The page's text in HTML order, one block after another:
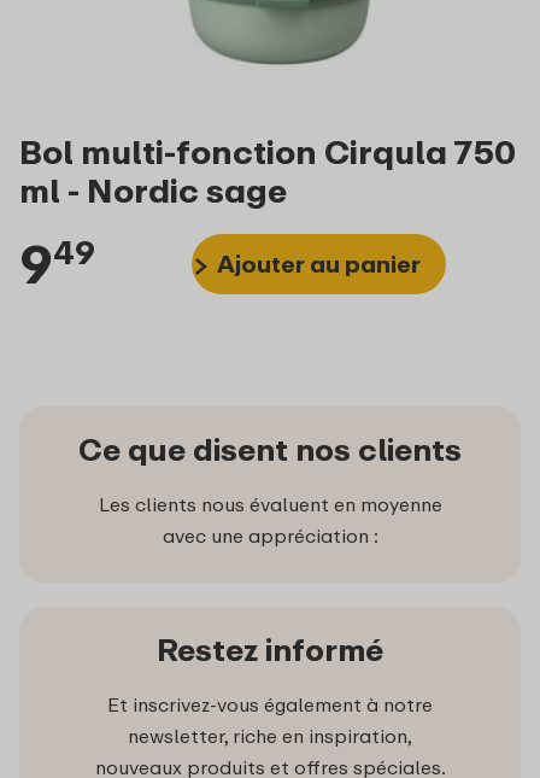
Bol multi-fonction Cirqula 750
ml - Nordic sage
949 Ajouter au panier
Ce que disent nos clients
Les clients nous évaluent en moyenne
avec une appréciation :
Restez informé
Et inscrivez-vous également à notre
newsletter, riche en inspiration,
nouveaux produits et offres spéciales.